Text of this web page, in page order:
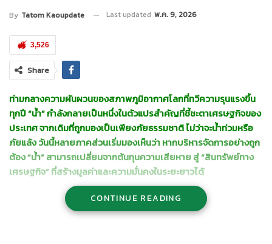
By Tatom Kaoupdate Last updated พ.ค. 9, 2026
3,526
Share
ท่ามกลางความผันผวนของสภาพภูมิอากาศโลกที่ทวีความรุนแรงขึ้น
ทุกปี “น้ำ” กำลังกลายเป็นหนึ่งในตัวแปรสำคัญที่ชี้ชะตาเศรษฐกิจของ
ประเทศ จากเดิมที่ถูกมองเป็นเพียงภัยธรรมชาติ ไม่ว่าจะน้ำท่วมหรือ
ภัยแล้ง วันนี้หลายภาคส่วนเริ่มมองเห็นว่า หากบริหารจัดการอย่างถูก
ต้อง “น้ำ” สามารถเปลี่ยนจากต้นทุนความเสียหาย สู่ “สินทรัพย์ทาง
เศรษฐกิจ” ที่สร้างมูลค่าและความมั่นคงในระยะยาวได้
แนวคิดดังกล่าวถูกหยิบยกขึ้นมาอย่างชัดเจนในเวที Water
Resilience Forum 2/2026 ภายใต้หัวข้อ “Water Economy: พลิกน้ำ
CONTINUE READING